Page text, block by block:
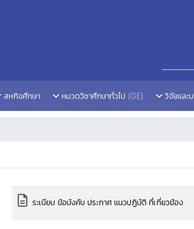
สหกิจศึกษา หมวดวิชาศึกษาทั่วไป (GE) วิจัยและ
ระเบียบ ข้อบังคับ ประกาศ แนวปฏิบัติ ที่เกี่ยวข้อง